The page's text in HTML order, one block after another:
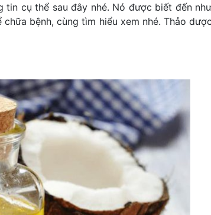
cụ thể sau đây nhé. Nó được biết đến
bệnh, cùng tìm hiểu xem nhé. Thảo